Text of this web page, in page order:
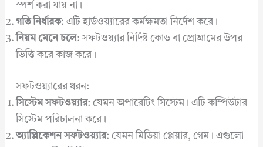
স্পর্শ করা যায় না।
গতি নির্ধারক: এটি হার্ডওয়্যারের কর্মক্ষমতা নির্দেশ করে।
নিয়ম মেনে চলে: সফটওয়্যার নির্দিষ্ট কোড বা প্রোগ্রামের উপর
ভিত্তি করে কাজ করে।
সফটওয়্যারের ধরন:
সিস্টেম সফটওয়্যার: যেমন অপারেটিং সিস্টেম। এটি কম্পিউটার
সিস্টেম পরিচালনা করে।
অ্যাপ্লিকেশন সফটওয়্যার: যেমন মিডিয়া প্লেয়ার, গেম। এগুলো